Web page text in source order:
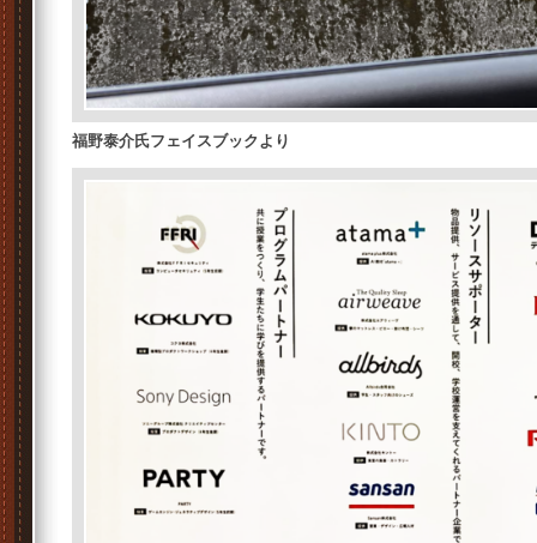
福野泰介氏フェイスブックより